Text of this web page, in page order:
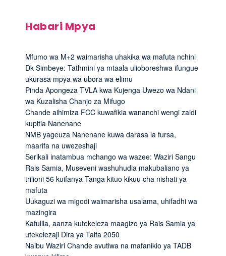
Habari Mpya
Mfumo wa M+2 waimarisha uhakika wa mafuta nchini
Dk Simbeye: Tathmini ya mtaala ulioboreshwa ifungue
ukurasa mpya wa ubora wa elimu
Pinda Apongeza TVLA kwa Kujenga Uwezo wa Ndani
wa Kuzalisha Chanjo za Mifugo
Chande aihimiza FCC kuwafikia wananchi wengi zaidi
kupitia Nanenane
NMB yageuza Nanenane kuwa darasa la fursa,
maarifa na uwezeshaji
Serikali inatambua mchango wa wazee: Waziri Sangu
Rais Samia, Museveni washuhudia makubaliano ya
trilioni 56 kuifanya Tanga kituo kikuu cha nishati ya
mafuta
Uukaguzi wa migodi waimarisha usalama, uhifadhi wa
mazingira
Kafulila, aanza kutekeleza maagizo ya Rais Samia ya
utekelezaji Dira ya Taifa 2050
Naibu Waziri Chande avutiwa na mafanikio ya TADB